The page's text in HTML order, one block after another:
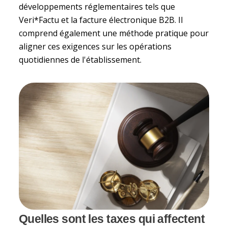
développements réglementaires tels que
Veri*Factu et la facture électronique B2B. Il
comprend également une méthode pratique pour
aligner ces exigences sur les opérations
quotidiennes de l'établissement.
Quelles sont les taxes qui affectent